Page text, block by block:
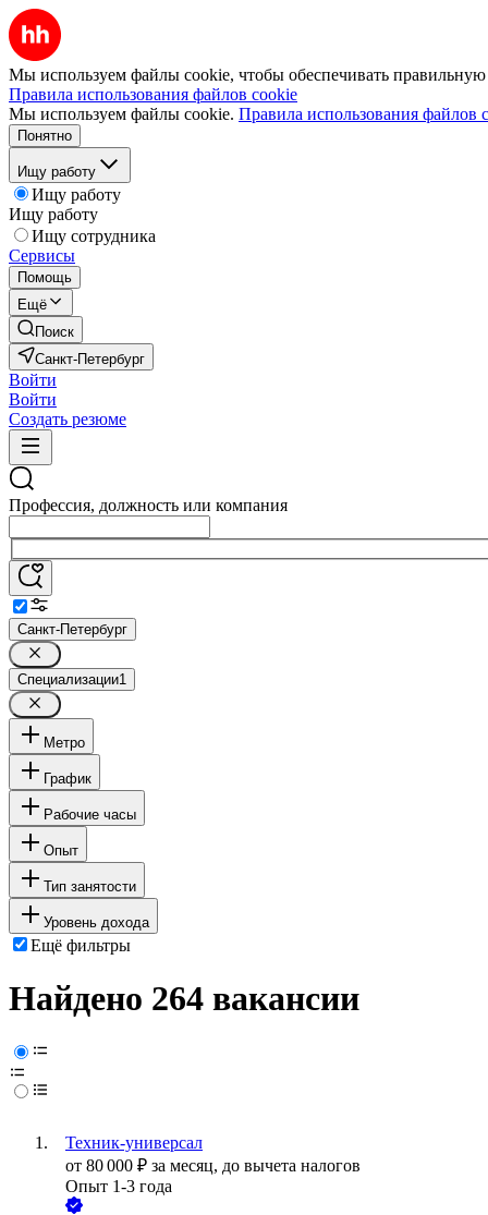
Мы используем файлы cookie, чтобы обеспечивать правильную
Правила использования файлов cookie
Мы используем файлы cookie. Правила использования файлов
Понятно
Ищу работу
Ищу работу
Ищу работу
Ищу сотрудника
Сервисы
Помощь
Ещё
Поиск
Санкт-Петербург
Войти
Войти
Создать резюме
Профессия, должность или компания
Санкт-Петербург
Специализации1
Метро
График
Рабочие часы
Опыт
Тип занятости
Уровень дохода
Ещё фильтры
Найдено 264 вакансии
Техник-универсал
от 80 000 ₽ за месяц, до вычета налогов
Опыт 1-3 года